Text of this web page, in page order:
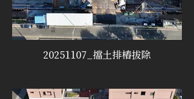
20251107_擋土排樁拔除